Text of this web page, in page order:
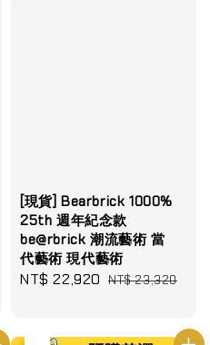
[現貨] Bearbrick 1000%
25th 週年紀念款
be@rbrick 潮流藝術 當
代藝術 現代藝術
Sale
NT$ 22,920 Regular
NT$ 23,320